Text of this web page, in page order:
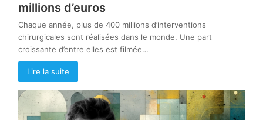
millions d’euros
Chaque année, plus de 400 millions d’interventions
chirurgicales sont réalisées dans le monde. Une part
croissante d’entre elles est filmée…
Lire la suite